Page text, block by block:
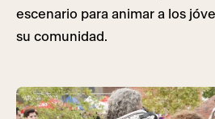
escenario para animar a los
su comunidad.